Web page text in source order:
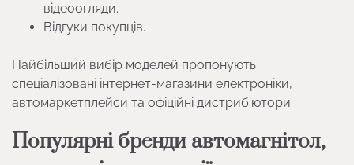
відеоогляди.
Відгуки покупців.
Найбільший вибір моделей пропонують
спеціалізовані інтернет-магазини електроніки,
автомаркетплейси та офіційні дистриб’ютори.
Популярні бренди автомагнітол,